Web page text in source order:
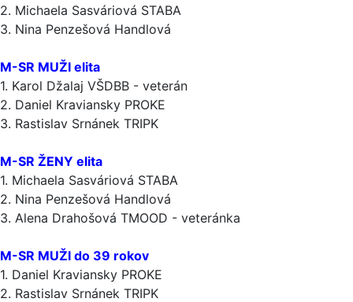
2. Michaela Sasváriová STABA
3. Nina Penzešová Handlová
M-SR MUŽI elita
1. Karol Džalaj VŠDBB - veterán
2. Daniel Kraviansky PROKE
3. Rastislav Srnánek TRIPK
M-SR ŽENY elita
1. Michaela Sasváriová STABA
2. Nina Penzešová Handlová
3. Alena Drahošová TMOOD - veteránka
M-SR MUŽI do 39 rokov
1. Daniel Kraviansky PROKE
2. Rastislav Srnánek TRIPK